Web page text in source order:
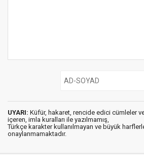
UYARI: Küfür, hakaret, rencide edici cümleler
içeren, imla kuralları ile yazılmamış,
Türkçe karakter kullanılmayan ve büyük
onaylanmamaktadır.